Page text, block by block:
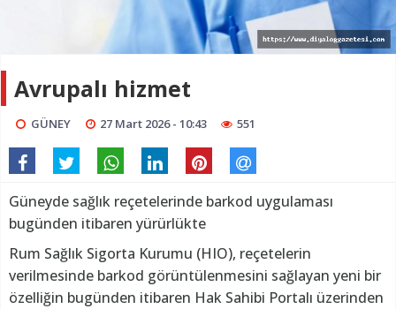
Avrupalı hizmet
GÜNEY 27 Mart 2026 - 10:43 551
Güneyde sağlık reçetelerinde barkod uygulaması
bugünden itibaren yürürlükte
Rum Sağlık Sigorta Kurumu (HIO), reçetelerin
verilmesinde barkod görüntülenmesini sağlayan yeni bir
özelliğin bugünden itibaren Hak Sahibi Portalı üzerinden